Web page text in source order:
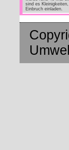
sind es
Einbruch einladen.